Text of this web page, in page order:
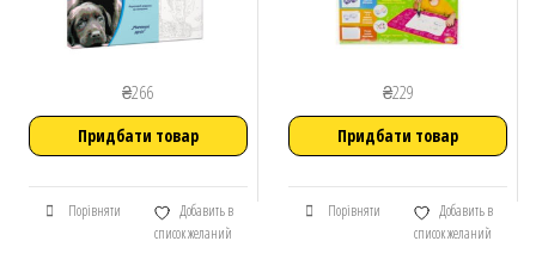
₴266
Придбати товар
Порівняти
Добавить в
список желаний
₴229
Придбати товар
Порівняти
Добавить в
список желаний